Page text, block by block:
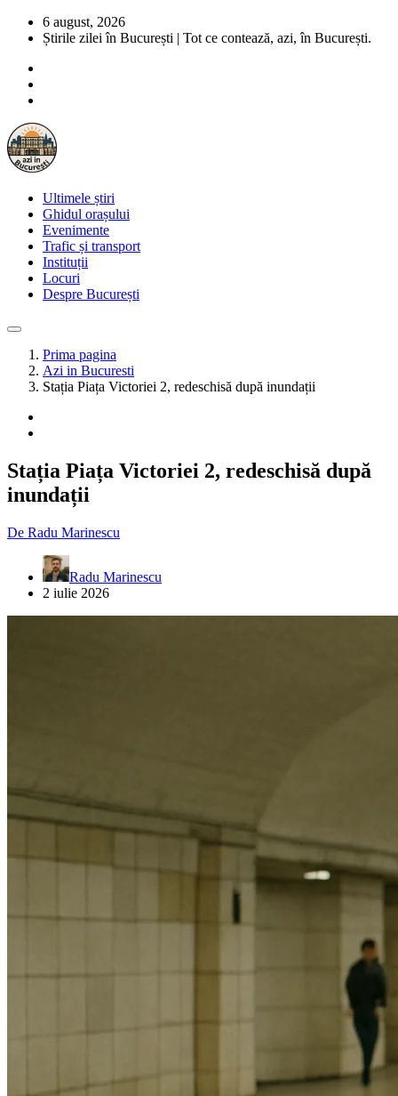
6 august, 2026
Știrile zilei în București | Tot ce contează, azi, în București.
Ultimele știri
Ghidul orașului
Evenimente
Trafic și transport
Instituții
Locuri
Despre București
Prima pagina
Azi in Bucuresti
Stația Piața Victoriei 2, redeschisă după inundații
Stația Piața Victoriei 2, redeschisă după
inundații
De Radu Marinescu
Radu Marinescu
2 iulie 2026